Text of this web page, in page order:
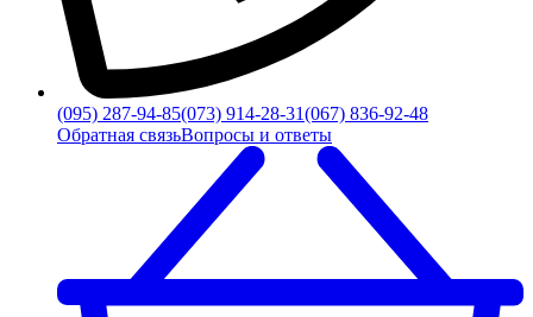
(095) 287-94-85(073) 914-28-31(067) 836-92-48
Обратная связьВопросы и ответы